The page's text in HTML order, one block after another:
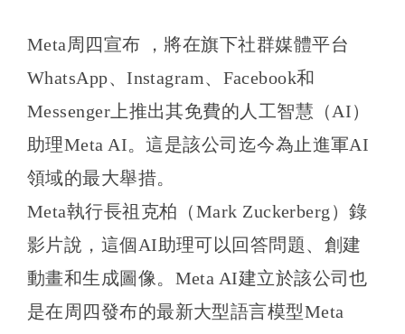
Meta周四宣布 ，將在旗下社群媒體平台
WhatsApp、Instagram、Facebook和
Messenger上推出其免費的人工智慧（AI）
助理Meta AI。這是該公司迄今為止進軍AI
領域的最大舉措。
Meta執行長祖克柏（Mark Zuckerberg）錄
影片說，這個AI助理可以回答問題、創建
動畫和生成圖像。Meta AI建立於該公司也
是在周四發布的最新大型語言模型Meta